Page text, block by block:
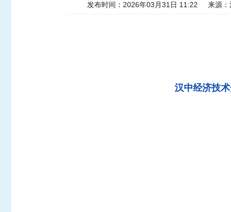
发布时间：2026年03月31日 11:22 来源：
汉中经济技